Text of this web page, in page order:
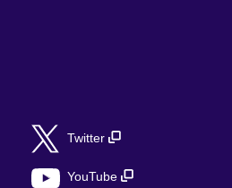
Twitter
YouTube